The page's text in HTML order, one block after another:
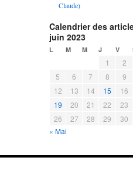
Claude)
Calendrier des
juin 2023
L M M J V
1 2
5
6 7 8 9
12
13 14 15 16
19
20 21 22 23
26
27 28 29
30
« Mai